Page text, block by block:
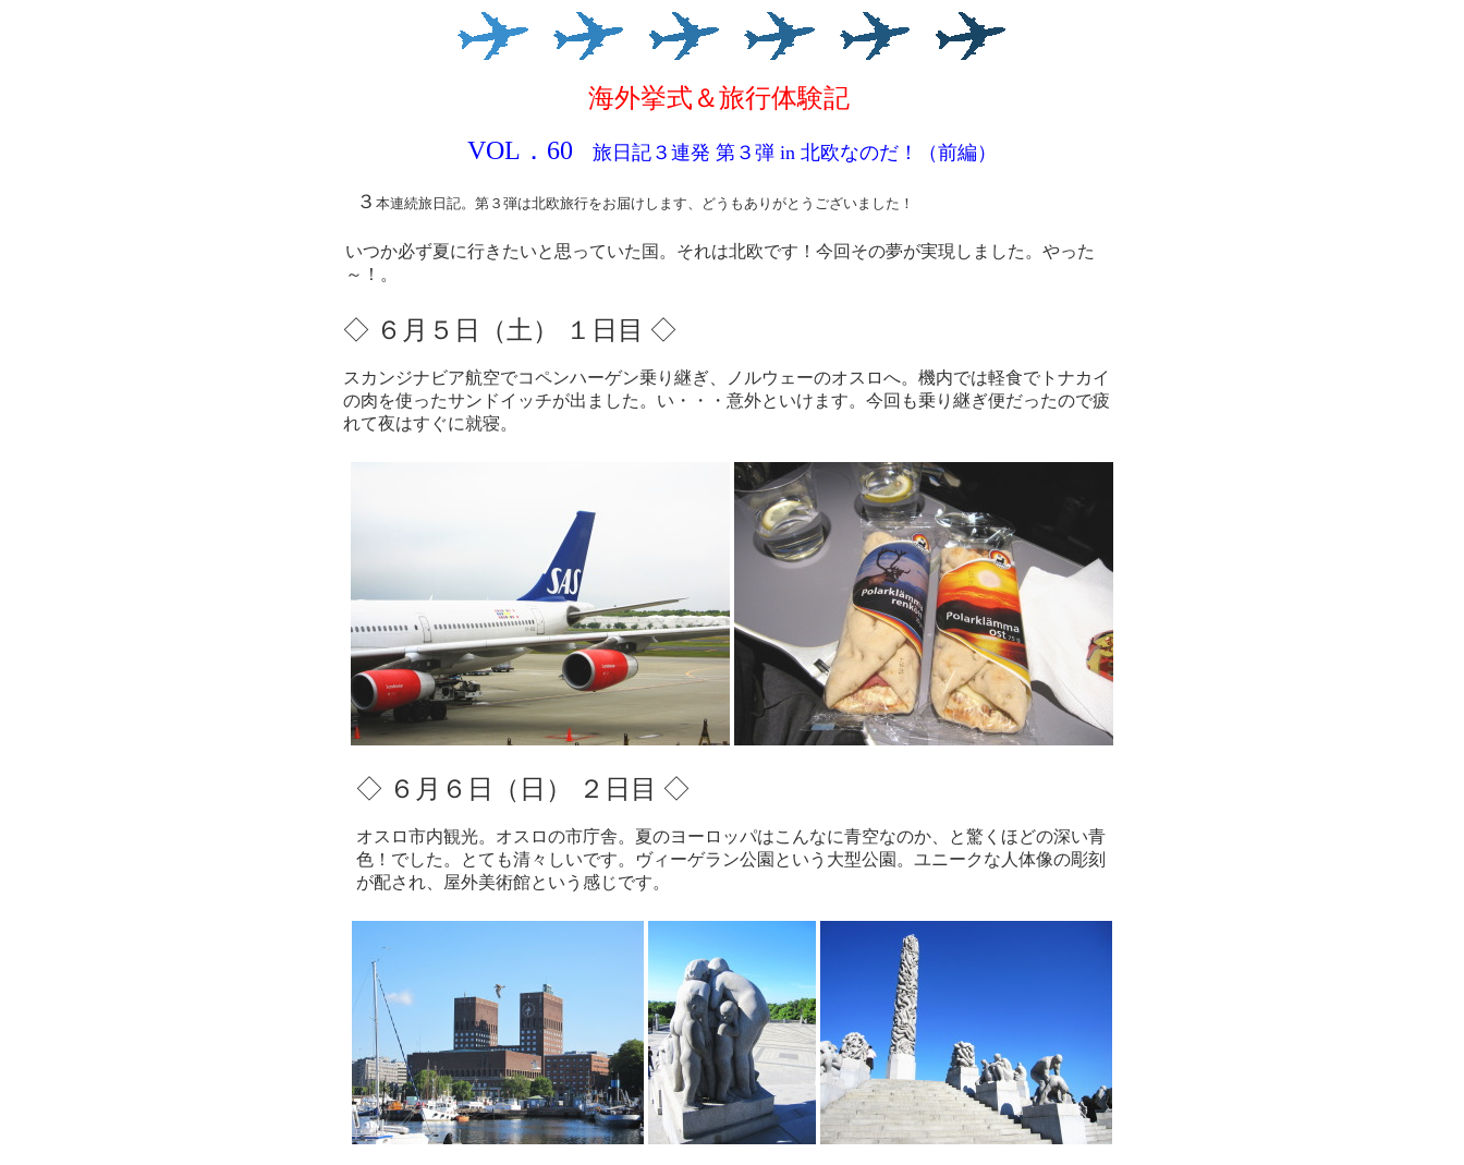
海外挙式＆旅行体験記
VOL．60 旅日記３連発 第３弾 in 北欧なのだ！（前編）
３ 本連続旅日記。第３弾は北欧旅行をお届けしま す、どうもありがとうございました！
いつか必ず夏に行きたいと思っていた国。それは北欧です！今回その夢が実現しました。やった
～！。
◇ ６月５日（土） １日目 ◇
スカンジナビア航空でコペンハーゲン乗り継ぎ、ノルウェーのオスロへ。機内では軽食でトナカイ
の肉を使ったサンドイッチが出ました。い・・・意外といけます。今回も乗り継ぎ便だったので疲
れて夜はすぐに就寝。
◇ ６月６日（日） ２日目 ◇
オスロ市内観光。オスロの市庁舎。夏のヨーロッパはこんなに青空なのか、と驚くほどの深い青
色！でした。とても清々しいです。ヴィーゲラン公園という大型公園。ユニークな人体像の彫刻
が配され、屋外美術館という感じです。